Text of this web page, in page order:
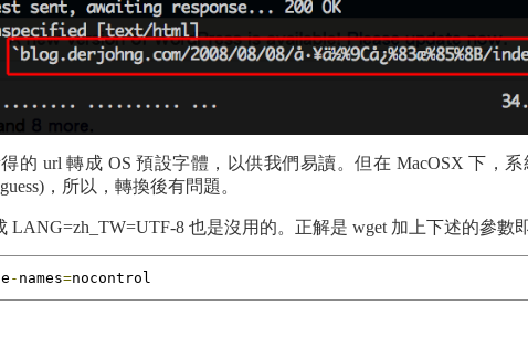
的 url 轉成 OS 預設字體，以供我們易讀。但在 MacOSX 下，系
，所以，轉換後有問題。
LANG=zh_TW=UTF-8 也是沒用的。正解是 wget 加上下述的參數即
- names=nocontrol